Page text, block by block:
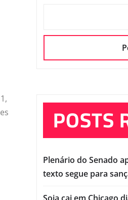
POSTS
Plenário do Senado
texto segue para